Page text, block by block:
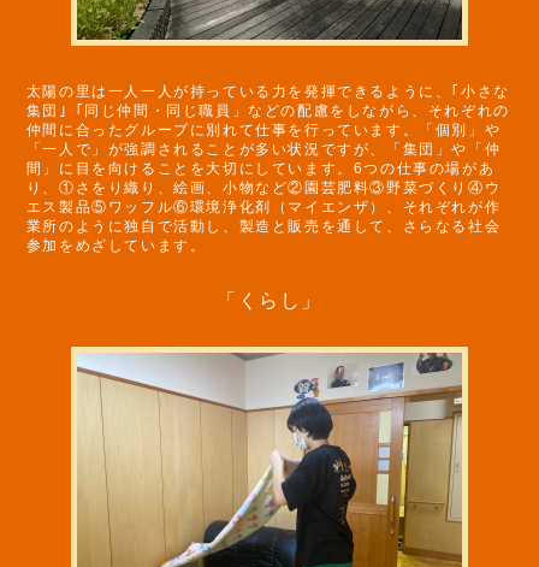
太陽の里は一人一人が持っている力を発揮できるように、｢小さな
集団｣「同じ仲間・同じ職員」などの配慮をしながら、それぞれの
仲間に合ったグループに別れて仕事を行っています。「個別」や
「一人で」が強調されることが多い状況ですが、「集団」や「仲
間」に目を向けることを大切にしています。6つの仕事の場があ
り、①さをり織り、絵画、小物など②園芸肥料③野菜づくり④ウ
エス製品⑤ワッフル⑥環境浄化剤（マイエンザ）、それぞれが作
業所のように独自で活動し、製造と販売を通して、さらなる社会
参加をめざしています。
「くらし」